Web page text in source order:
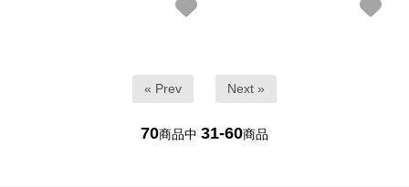
« Prev Next »
70商品中 31-60商品